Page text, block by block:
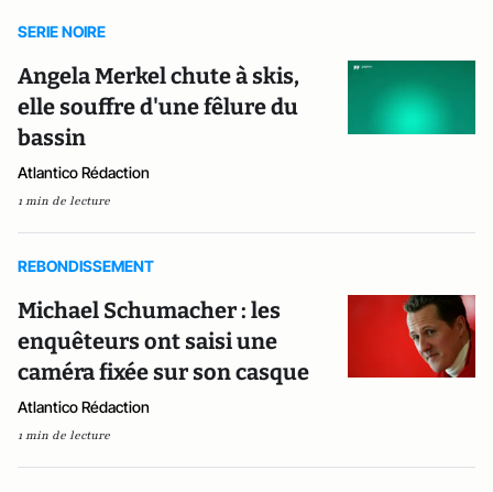
SERIE NOIRE
Angela Merkel chute à skis,
elle souffre d'une fêlure du
bassin
Atlantico Rédaction
1 min de lecture
REBONDISSEMENT
Michael Schumacher : les
enquêteurs ont saisi une
caméra fixée sur son casque
Atlantico Rédaction
1 min de lecture